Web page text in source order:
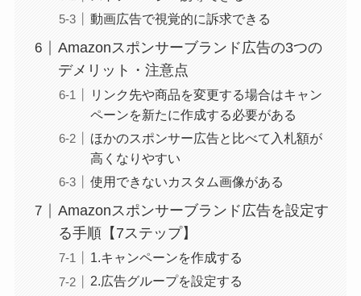
動画広告で視覚的に訴求できる
Amazonスポンサーブランド広告の3つの
デメリット・注意点
リンク先や商品を変更する場合はキャン
ペーンを新たに作成する必要がある
ほかのスポンサー広告と比べて入札額が
高くなりやすい
使用できないカスタム画像がある
Amazonスポンサーブランド広告を設定す
る手順【7ステップ】
1.キャンペーンを作成する
2.広告グループを設定する